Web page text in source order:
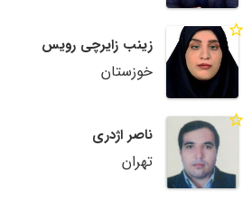
زینب زایرچی رویس
خوزستان
ناصر اژدری
تهران